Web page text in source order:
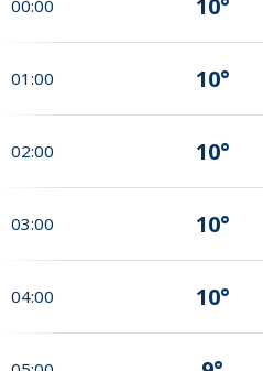
00:00
01:00 10°
02:00 10°
03:00 10°
04:00 10°